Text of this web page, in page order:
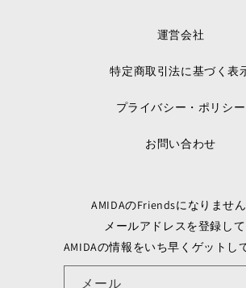
運営会社
特定商取引法に基づく表
プライバシー・ポリシー
お問い合わせ
AMIDAのFriendsになりませ
メールアドレスを登録して
AMIDAの情報をいち早くゲットし
メール